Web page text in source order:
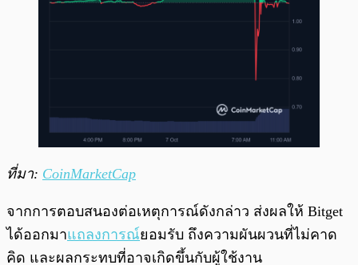
ที่มา: CoinMarketCap
จากการตอบสนองต่อเหตุการณ์ดังกล่าว ส่งผลให้ Bitget
ได้ออกมาแถลงการณ์ยอมรับ ถึงความผันผวนที่ไม่คาด
คิด และผลกระทบที่อาจเกิดขึ้นกับผู้ใช้งาน